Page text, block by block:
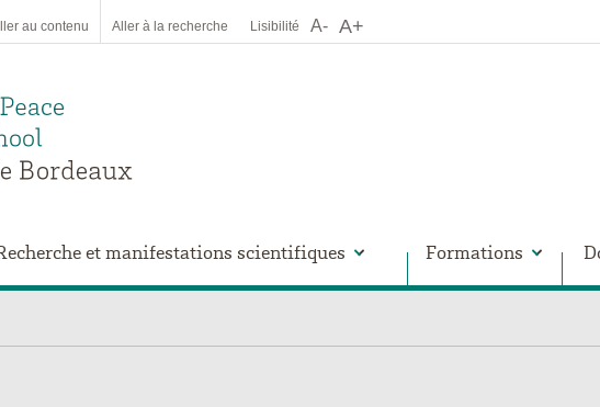
au contenu Aller à la recherche Lisibilité A- A+
et manifestations scientifiques Formations